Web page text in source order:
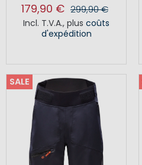
179,90 € 299,90 €
Incl. T.V.A., plus coûts
d'expédition
SALE